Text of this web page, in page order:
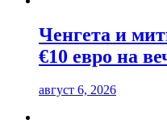
Ченгета и
€10 евро на
август 6, 2026